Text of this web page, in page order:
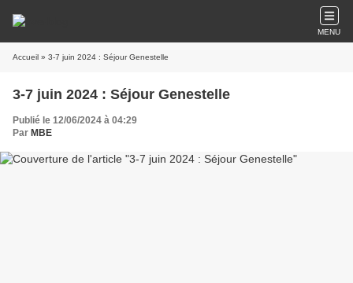
MENU
Accueil » 3-7 juin 2024 : Séjour Genestelle
3-7 juin 2024 : Séjour Genestelle
Publié le 12/06/2024 à 04:29
Par MBE